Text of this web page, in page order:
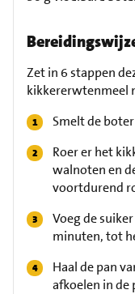
Zet in 6 stappen
kikkererwtenmeel
Smelt de
Roer er het
walnoten en
voortdurend
Voeg de
minuten, tot
Haal de pan
afkoelen in de